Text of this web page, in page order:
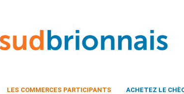
LES COMMERCES PARTICIPANTS ACHETEZ LE